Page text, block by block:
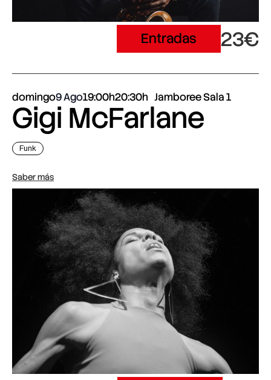
Entradas 23€
domingo9 Ago19:00h20:30h Jamboree Sala 1
Gigi McFarlane
Funk
Saber más